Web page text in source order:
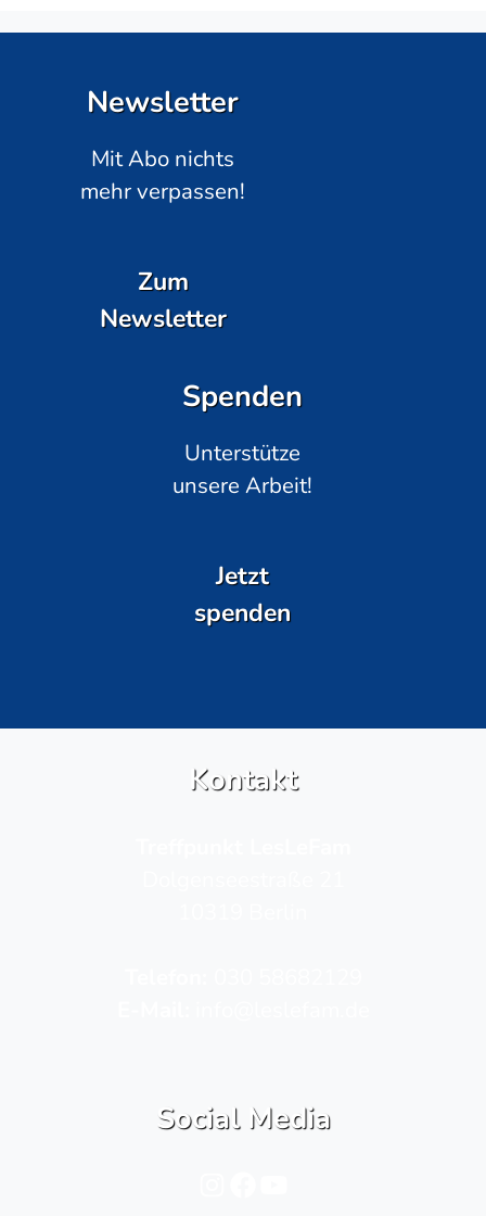
Newsletter
Mit Abo nichts
mehr verpassen!
Zum
Newsletter
Spenden
Unterstütze
unsere Arbeit!
Jetzt
spenden
Kontakt
Social Media